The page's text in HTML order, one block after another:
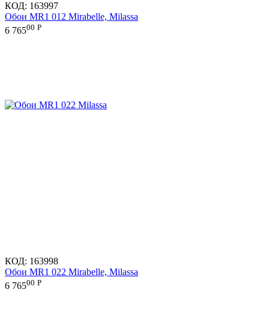
КОД: 163997
Обои MR1 012 Mirabelle, Milassa
6 76500 Р
КОД: 163998
Обои MR1 022 Mirabelle, Milassa
6 76500 Р